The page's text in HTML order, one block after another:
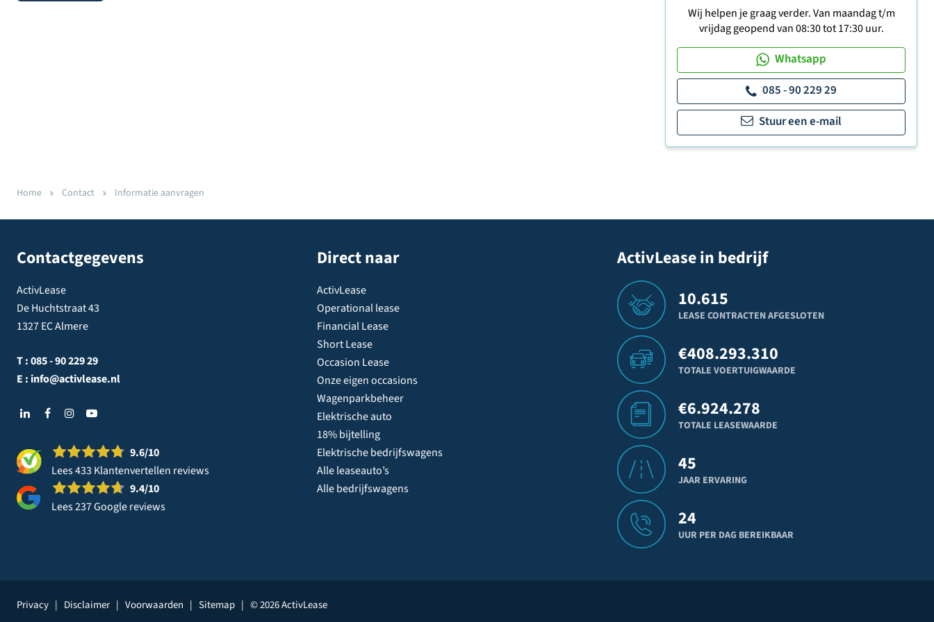
Wij helpen je graag verder. Van maandag t/m
vrijdag geopend van 08:30 tot 17:30 uur.
Whatsapp
085 - 90 229 29
Stuur een e-mail
Home Contact Informatie aanvragen
Contactgegevens
ActivLease
De Huchtstraat 43
1327 EC Almere
T :085 - 90 229 29
E : info@activlease.nl
9.6/10
Lees 433 Klantenvertellen reviews
9.4/10
Lees 237 Google reviews
Direct naar
ActivLease
Operational lease
Financial Lease
Short Lease
Occasion Lease
Onze eigen occasions
Wagenparkbeheer
Elektrische auto
18% bijtelling
Elektrische bedrijfswagens
Alle leaseauto’s
Alle bedrijfswagens
ActivLease in bedrijf
10.615
LEASE CONTRACTEN AFGESLOTEN
€408.293.310
TOTALE VOERTUIGWAARDE
€6.924.278
TOTALE LEASEWAARDE
45
JAAR ERVARING
24
UUR PER DAG BEREIKBAAR
Privacy | Disclaimer | Voorwaarden | Sitemap | © 2026 ActivLease